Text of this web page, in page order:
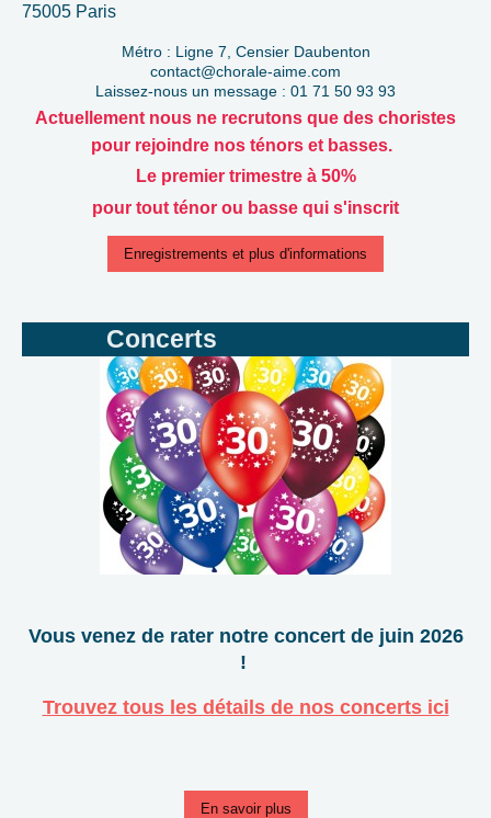
75005 Paris
Métro : Ligne 7, Censier Daubenton
contact@chorale-aime.com
Laissez-nous un message : 01 71 50 93 93
Actuellement nous ne recrutons que des choristes
pour rejoindre nos ténors et basses.
Le premier trimestre à 50%
pour tout ténor ou basse qui s'inscrit
Enregistrements et plus d'informations
Concerts
Vous venez de rater notre concert de juin 2026
!
Trouvez tous les détails de nos concerts ici
En savoir plus